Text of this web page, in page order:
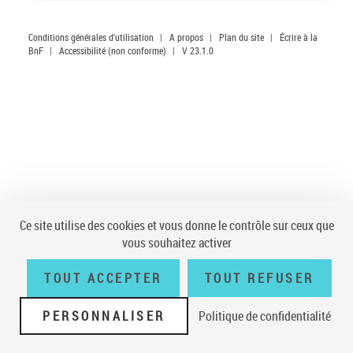
Conditions générales d'utilisation | A propos | Plan du site |
Écrire à la
BnF | Accessibilité (non conforme) | V 23.1.0
Ce site utilise des cookies et vous donne le contrôle sur ceux que
vous souhaitez activer
TOUT ACCEPTER TOUT REFUSER
PERSONNALISER Politique de confidentialité